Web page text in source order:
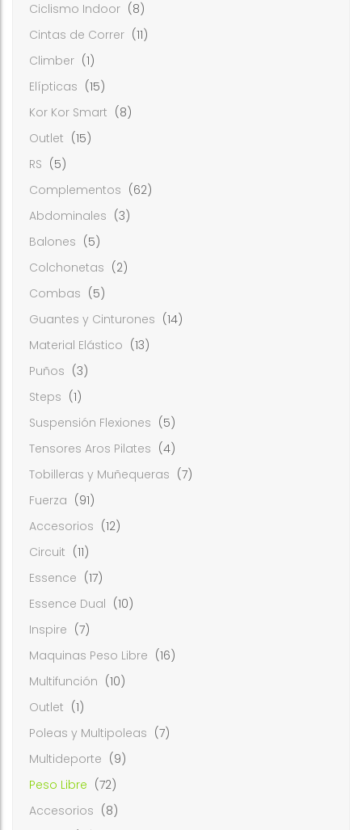
Ciclismo Indoor (8)
Cintas de Correr (11)
Climber (1)
Elípticas (15)
Kor Kor Smart (8)
Outlet (15)
RS (5)
Complementos (62)
Abdominales (3)
Balones (5)
Colchonetas (2)
Combas (5)
Guantes y Cinturones (14)
Material Elástico (13)
Puños (3)
Steps (1)
Suspensión Flexiones (5)
Tensores Aros Pilates (4)
Tobilleras y Muñequeras (7)
Fuerza (91)
Accesorios (12)
Circuit (11)
Essence (17)
Essence Dual (10)
Inspire (7)
Maquinas Peso Libre (16)
Multifunción (10)
Outlet (1)
Poleas y Multipoleas (7)
Multideporte (9)
Peso Libre (72)
Accesorios (8)